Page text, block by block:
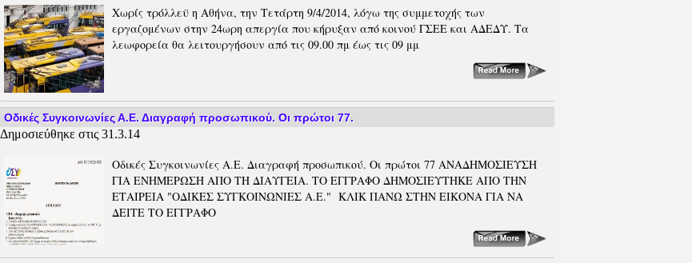
Χωρίς τρόλλεϋ η Αθήνα, την Τετάρτη 9/4/2014, λόγω της συμμετοχής των
εργαζομένων στην 24ωρη απεργία που κήρυξαν από κοινού ΓΣΕΕ και ΑΔΕΔΥ. Τα
λεωφορεία θα λειτουργήσουν από τις 09.00 πμ έως τις 09 μμ
Οδικές Συγκοινωνίες Α.Ε. Διαγραφή προσωπικού. Οι πρώτοι 77.
Δημοσιεύθηκε στις 31.3.14
Οδικές Συγκοινωνίες Α.Ε. Διαγραφή προσωπικού. Οι πρώτοι 77 ΑΝΑΔΗΜΟΣΙΕΥΣΗ
ΓΙΑ ΕΝΗΜΕΡΩΣΗ ΑΠΟ ΤΗ ΔΙΑΥΓΕΙΑ. ΤΟ ΕΓΓΡΑΦΟ ΔΗΜΟΣΙΕΥΤΗΚΕ ΑΠΟ ΤΗΝ
ΕΤΑΙΡΕΙΑ "ΟΔΙΚΕΣ ΣΥΓΚΟΙΝΩΝΙΕΣ Α.Ε." ΚΛΙΚ ΠΑΝΩ ΣΤΗΝ ΕΙΚΟΝΑ ΓΙΑ ΝΑ
ΔΕΙΤΕ ΤΟ ΕΓΓΡΑΦΟ